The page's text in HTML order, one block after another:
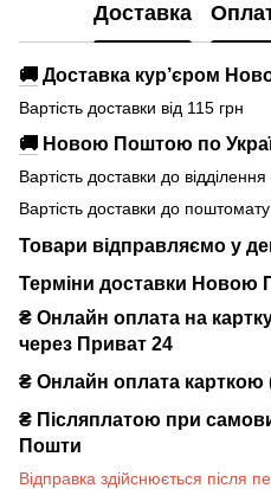
Доставка
🚚 Доставка кур’єром
Вартість доставки від 115 грн
🚚 Новою Поштою по
Вартість доставки до
Вартість доставки до
Товари відправляємо у
Терміни доставки Новою
₴ Онлайн оплата на
через Приват 24
₴ Онлайн оплата карткою
₴ Післяплатою при
Пошти
Відправка здійснюється після